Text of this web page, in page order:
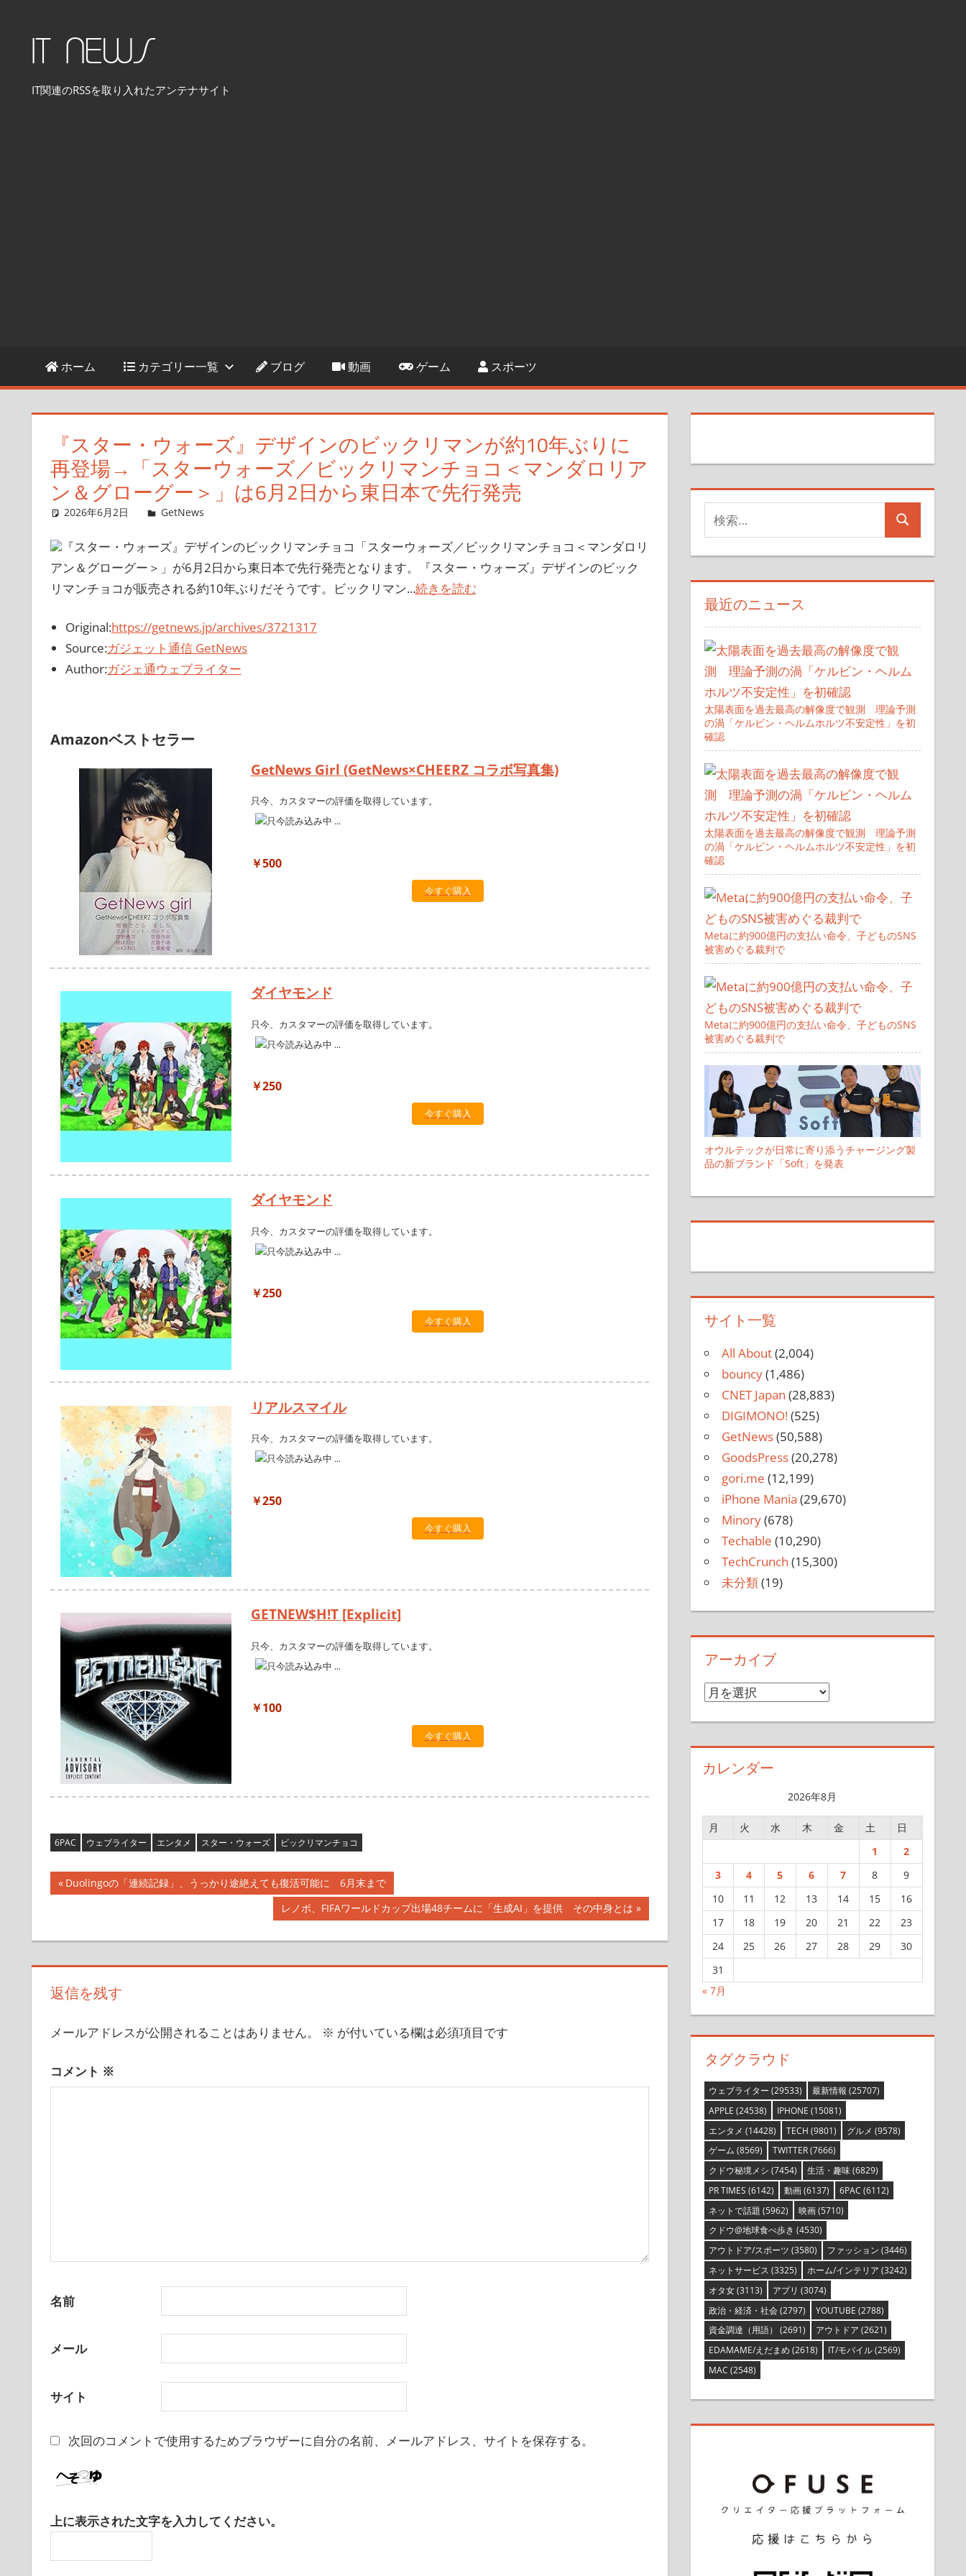
IT NEWS
IT関連のRSSを取り入れたアンテナサイト
ホーム カテゴリー一覧 ブログ 動画 ゲーム スポーツ
『スター・ウォーズ』デザインのビックリマンが約10年ぶりに
再登場→「スターウォーズ／ビックリマンチョコ＜マンダロリア
ン＆グローグー＞」は6月2日から東日本で先行発売
2026年6月2日 ガジェ通ウェブライター
GetNews
『スター・ウォーズ』デザインのビックリマンチョコ「スターウォーズ／ビックリマンチョコ＜マンダロリ
アン＆グローグー＞」が6月2日から東日本で先行発売となります。『スター・ウォーズ』デザインのビック
リマンチョコが販売される約10年ぶりだそうです。ビックリマン...続きを読む
Original:https://getnews.jp/archives/3721317
Source:ガジェット通信 GetNews
Author:ガジェ通ウェブライター
Amazonベストセラー
GetNews Girl (GetNews×CHEERZ コラボ写真集)
只今、カスタマーの評価を取得しています。
￥500
今すぐ購入
ダイヤモンド
只今、カスタマーの評価を取得しています。
￥250
今すぐ購入
ダイヤモンド
只今、カスタマーの評価を取得しています。
￥250
今すぐ購入
リアルスマイル
只今、カスタマーの評価を取得しています。
￥250
今すぐ購入
GETNEW$H!T [Explicit]
只今、カスタマーの評価を取得しています。
6PAC ウェブライター エンタメ スター・ウォーズ ビックリマンチョコ
投
ナ
ビ
ゲ
ー
ョ
前
の
Duolingoの「連続記録」、うっかり途絶えても復活可能に 6月末まで
次
の
記
レノボ、FIFAワールドカップ出場48チームに「生成AI」を提供 その中身とは
返信を残す
メールアドレスが公開されることはありません。 ※ が付いている欄は必須項目です
コメント ※
名前
メール
サイト
次回のコメントで使用するためブラウザーに自分の名前、メールアドレス、サイトを保存する。
上に表示された文字を入力してください。
索
対
検
最近のニュース
太陽表面を過去最高の解像度で観測 理論予測
の渦「ケルビン・ヘルムホルツ不安定性」を初
確認
太陽表面を過去最高の解像度で観測 理論予測
の渦「ケルビン・ヘルムホルツ不安定性」を初
確認
Metaに約900億円の支払い命令、子どものSNS
被害めぐる裁判で
Metaに約900億円の支払い命令、子どものSNS
被害めぐる裁判で
オウルテックが日常に寄り添うチャージング製
品の新ブランド「Soft」を発表
サイト一覧
All About(2,004)
bouncy(1,486)
CNET Japan (28,883)
DIGIMONO!(525)
GetNews(50,588)
GoodsPress(20,278)
gori.me (12,199)
iPhone Mania (29,670)
Minory(678)
Techable (10,290)
TechCrunch (15,300)
未分類(19)
アーカイブ
ア
ブ
カレンダー
2026年8月
月 火 水 木 金 土
日
1
2
3
4 5 6 7 8
9
10
11 12 13 14 15
16
17
18 19 20 21 22
23
24
25 26 27 28 29
30
31
« 7月
タグクラウド
ウェブライター (29533) 最新情報 (25707)
APPLE (24538) IPHONE (15081)
エンタメ (14428) TECH (9801) グルメ (9578)
ゲーム (8569) TWITTER(7666)
クドウ秘境メシ (7454) 生活・趣味(6829)
PR TIMES (6142) 動画(6137) 6PAC (6112)
ネットで話題 (5962) 映画(5710)
クドウ@地球食べ歩き (4530)
アウトドア/スポーツ (3580) ファッション (3446)
ネットサービス (3325) ホーム/インテリア (3242)
オタ女(3113) アプリ (3074)
政治・経済・社会(2797) YOUTUBE (2788)
資金調達（用語） (2691) アウトドア (2621)
EDAMAME/えだまめ (2618) IT/モバイル(2569)
MAC (2548)